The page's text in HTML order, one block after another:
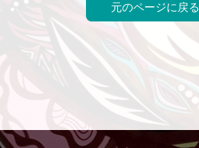
元のページに戻る